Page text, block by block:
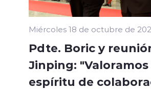
Miércoles 18 de octubre de
Pdte. Boric y
Jinping: "Valoramos
espíritu de